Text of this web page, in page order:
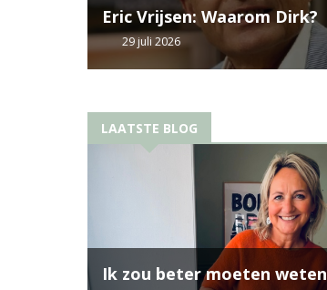
Eric Vrijsen: Waarom Dirk?
29 juli 2026
LAATSTE BLOG
Ik zou beter moeten weten